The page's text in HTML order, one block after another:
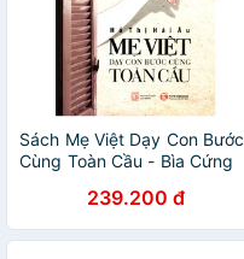
Sách Mẹ Việt Dạy Con Bước
Cùng Toàn Cầu - Bìa Cứng
239.200 đ